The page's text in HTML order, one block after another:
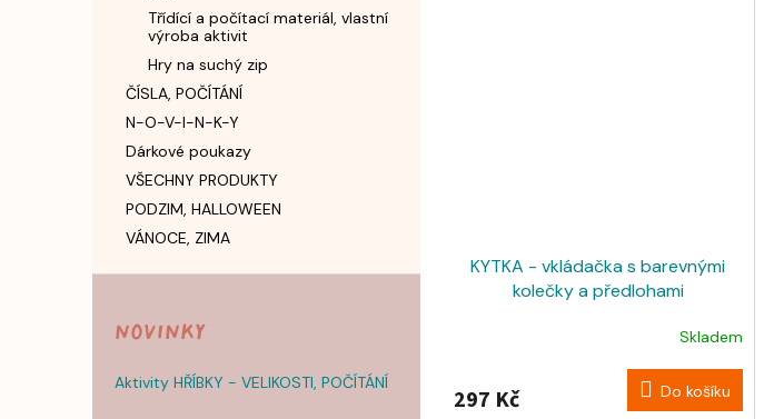
Třídící a počítací materiál, vlastní
výroba aktivit
Hry na suchý zip
ČÍSLA, POČÍTÁNÍ
N-O-V-I-N-K-Y
Dárkové poukazy
VŠECHNY PRODUKTY
PODZIM, HALLOWEEN
VÁNOCE, ZIMA
Novinky
Aktivity HŘÍBKY - VELIKOSTI, POČÍTÁNÍ
KYTKA - vkládačka s barevnými
kolečky a předlohami
Skladem
297 Kč Do košíku